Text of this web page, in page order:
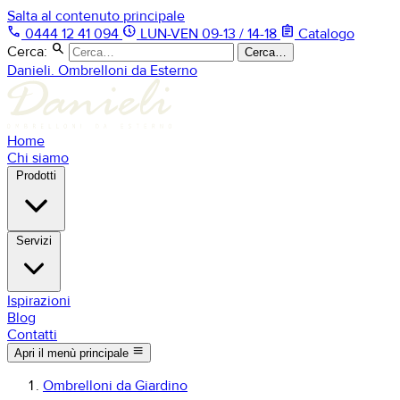
Salta al contenuto principale
phone 0444 12 41 094 nest_clock_farsight_analog LUN-VEN 09-13 / 14-18 assignment Catalogo
Cerca: search Cerca…
Danieli. Ombrelloni da Esterno
Home
Chi siamo
Prodotti
Servizi
Ispirazioni
Blog
Contatti
Apri il menù principale menu
Ombrelloni da Giardino